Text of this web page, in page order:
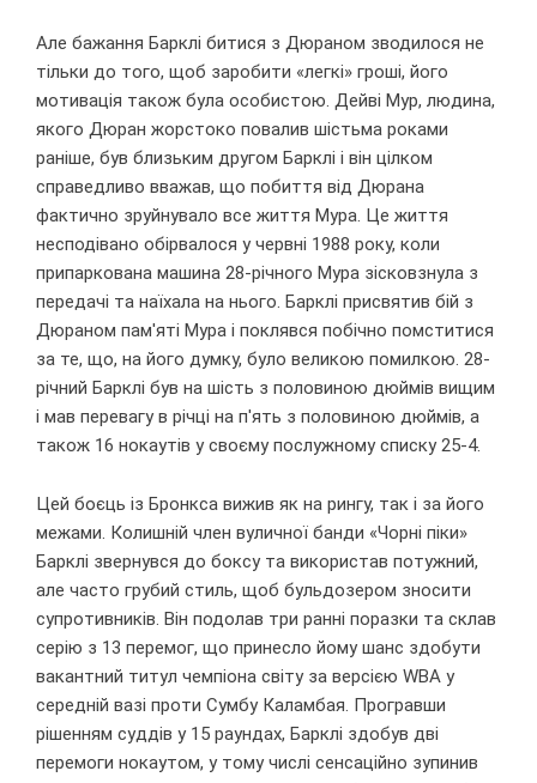
Але бажання Барклі битися з Дюраном зводилося не
тільки до того, щоб заробити «легкі» гроші, його
мотивація також була особистою. Дейві Мур, людина,
якого Дюран жорстоко повалив шістьма роками
раніше, був близьким другом Барклі і він цілком
справедливо вважав, що побиття від Дюрана
фактично зруйнувало все життя Мура. Це життя
несподівано обірвалося у червні 1988 року, коли
припаркована машина 28-річного Мура зісковзнула з
передачі та наїхала на нього. Барклі присвятив бій з
Дюраном пам'яті Мура і поклявся побічно помститися
за те, що, на його думку, було великою помилкою. 28-
річний Барклі був на шість з половиною дюймів вищим
і мав перевагу в річці на п'ять з половиною дюймів, а
також 16 нокаутів у своєму послужному списку 25-4.
Цей боєць із Бронкса вижив як на рингу, так і за його
межами. Колишній член вуличної банди «Чорні піки»
Барклі звернувся до боксу та використав потужний,
але часто грубий стиль, щоб бульдозером зносити
супротивників. Він подолав три ранні поразки та склав
серію з 13 перемог, що принесло йому шанс здобути
вакантний титул чемпіона світу за версією WBA у
середній вазі проти Сумбу Каламбая. Програвши
рішенням суддів у 15 раундах, Барклі здобув дві
перемоги нокаутом, у тому числі сенсаційно зупинив